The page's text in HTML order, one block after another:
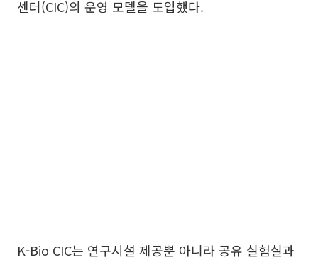
센터(CIC)의 운영 모델을 도입했다.
K-Bio CIC는 연구시설 제공뿐 아니라 공유 실험실과